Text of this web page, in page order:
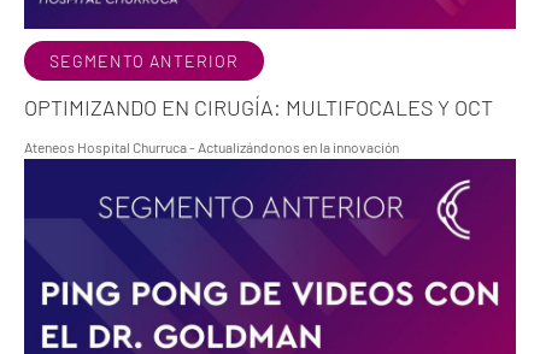
SEGMENTO ANTERIOR
OPTIMIZANDO EN CIRUGÍA: MULTIFOCALES Y OCT
Ateneos Hospital Churruca - Actualizándonos en la innovación